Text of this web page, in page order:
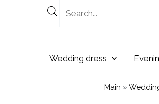
Wedding
Main »